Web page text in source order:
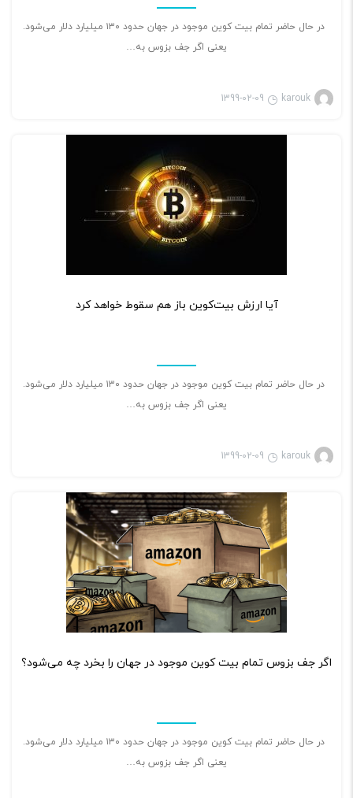
در حال حاضر تمام بیت کوین موجود در جهان حدود ۱۳۰ میلیارد دلار می‌شود.
یعنی اگر جف بزوس به…
karouk
1399-02-09
آیا ارزش بیت‌کوین باز هم سقوط خواهد کرد
در حال حاضر تمام بیت کوین موجود در جهان حدود ۱۳۰ میلیارد دلار می‌شود.
یعنی اگر جف بزوس به…
karouk
1399-02-09
اگر جف بزوس تمام بیت کوین موجود در جهان را بخرد چه می‌شود؟
در حال حاضر تمام بیت کوین موجود در جهان حدود ۱۳۰ میلیارد دلار می‌شود.
یعنی اگر جف بزوس به…